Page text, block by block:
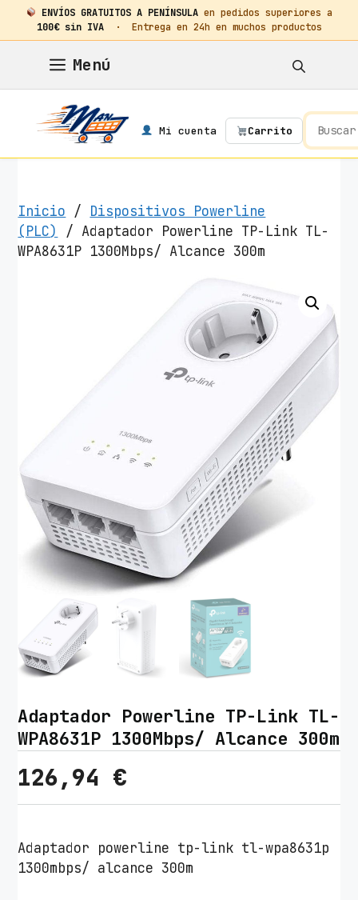
ENVÍOS GRATUITOS A PENÍNSULA en pedidos superiores a
100€ sin IVA· Entrega en 24h en muchos productos
contenido
Menú
Mi cuenta Carrito
Inicio / Dispositivos Powerline
(PLC)
/ Adaptador Powerline TP-Link TL-
WPA8631P 1300Mbps/ Alcance 300m
Adaptador Powerline TP-Link TL-
WPA8631P 1300Mbps/ Alcance 300m
126,94 €
Adaptador powerline tp-link tl-wpa8631p
1300mbps/ alcance 300m